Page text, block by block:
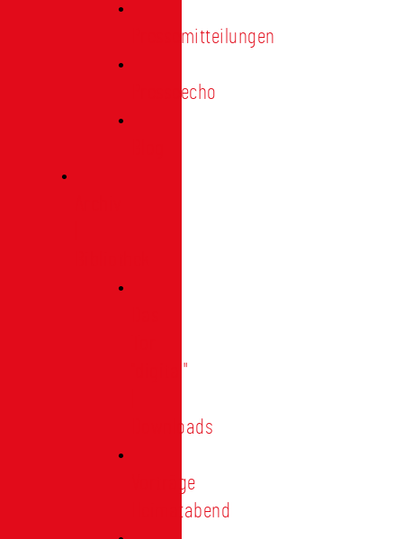
Pressemitteilungen
Presseecho
"digital"
Downloads
Vorträge
Heimatabend